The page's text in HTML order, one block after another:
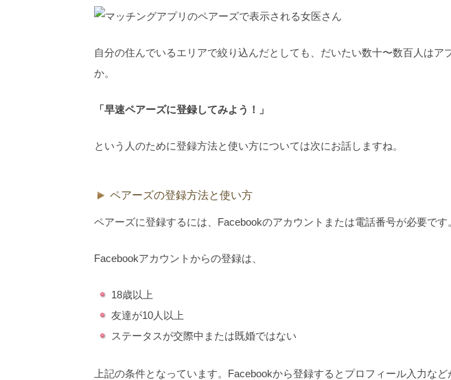
自分の住んでいるエリアで絞り込んだとしても、だいたい数十〜数百人はア
か。
「早速ペアーズに登録してみよう！」
という人のために登録方法と使い方については次にお話しますね。
ペアーズの登録方法と使い方
ペアーズに登録するには、Facebookのアカウントまたは電話番号が必要です
Facebookアカウントからの登録は、
18歳以上
友達が10人以上
ステータスが交際中または既婚ではない
上記の条件となっています。Facebookから登録するとプロフィール入力な